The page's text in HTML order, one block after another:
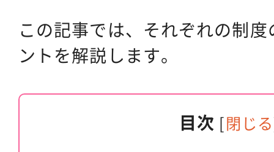
この記事では、それぞれの制
ントを解説します。
目次 [閉じる